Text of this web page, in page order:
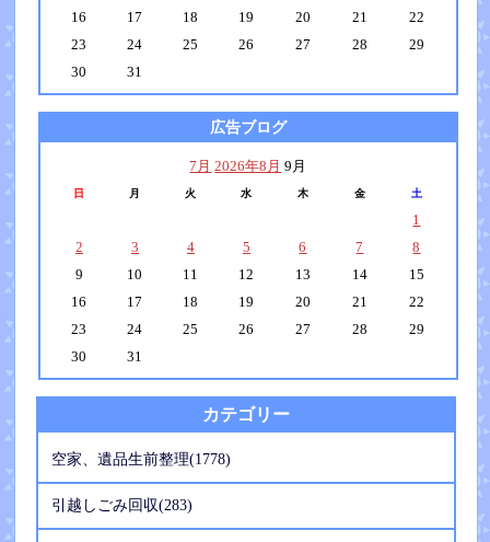
16
17 18 19 20 21
22
23
24 25 26 27 28
29
30
31
広告ブログ
7月 2026年8月 9月
日 月 火 水 木 金 土
1
2
3 4 5 6 7
8
9
10 11 12 13 14
15
16
17 18 19 20 21
22
23
24 25 26 27 28
29
30
31
カテゴリー
空家、遺品生前整理(1778)
引越しごみ回収(283)